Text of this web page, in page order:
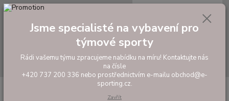
Hledat
tel: +420 737 200 336
0,00 Kč
VÝPRODEJ poslední kusy
Jsme specialisté na vybavení pro
týmové sporty
Rádi vašemu týmu zpracujeme nabídku na míru! Kontaktujte nás
na čísle
+420 737 200 336 nebo prostřednictvím e-mailu obchod@e-
sporting.cz.
Zavřít